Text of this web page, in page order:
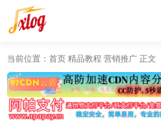
当前位置： 首页 精品教程 营销推广 正文